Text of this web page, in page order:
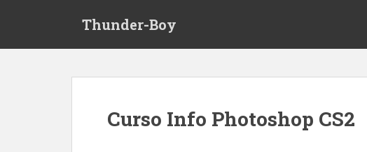
Thunder-Boy
Curso Info Photoshop CS2